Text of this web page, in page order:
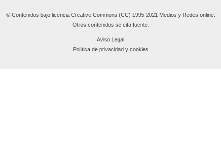
© Contenidos bajo licencia Creative Commons (CC) 1995-2021 Medios y Redes online.
Otros contenidos se cita fuente.
Aviso Legal
Política de privacidad y cookies